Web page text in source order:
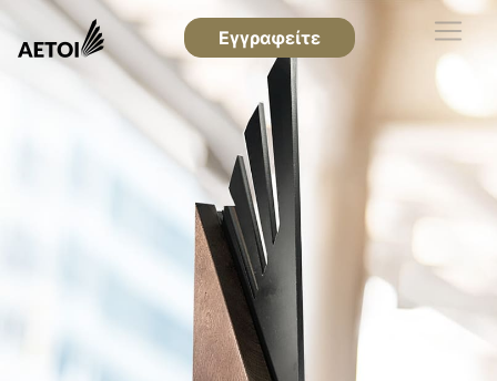
Εγγραφείτε